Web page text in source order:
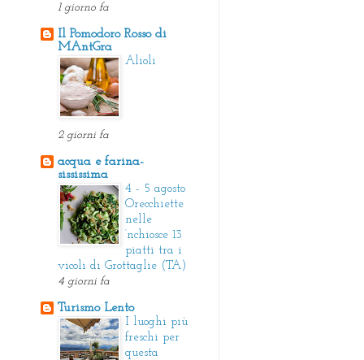
1 giorno fa
Il Pomodoro Rosso di
MAntGra
Alioli
2 giorni fa
acqua e farina-
sississima
4 - 5 agosto
Orecchiette
nelle
‘nchiosce 13
piatti tra i
vicoli di Grottaglie (TA)
4 giorni fa
Turismo Lento
I luoghi più
freschi per
questa